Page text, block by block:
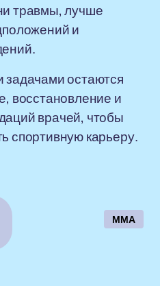
травмы, лучше
и
остаются
восстановление и
врачей, чтобы
спортивную карьеру.
ММА